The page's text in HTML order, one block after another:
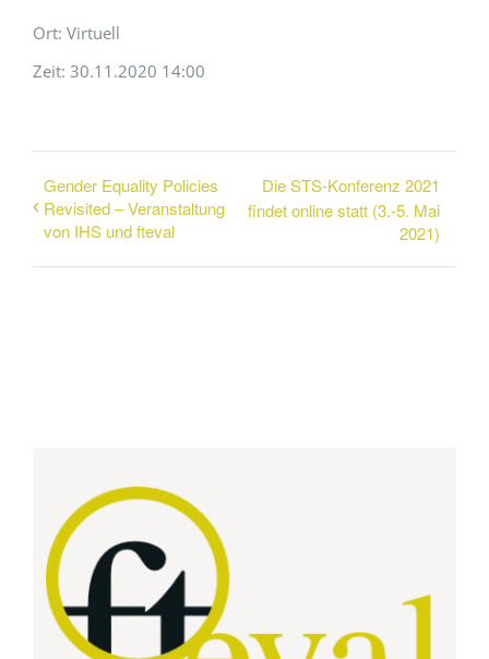
Ort: Virtuell
Zeit: 30.11.2020 14:00
Gender Equality Policies
Revisited – Veranstaltung
von IHS und fteval
Die STS-Konferenz 2021
findet online statt (3.-5. Mai
2021)